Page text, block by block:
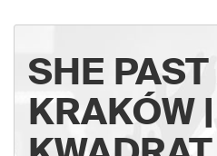
SHE PAST
KRAKÓW |